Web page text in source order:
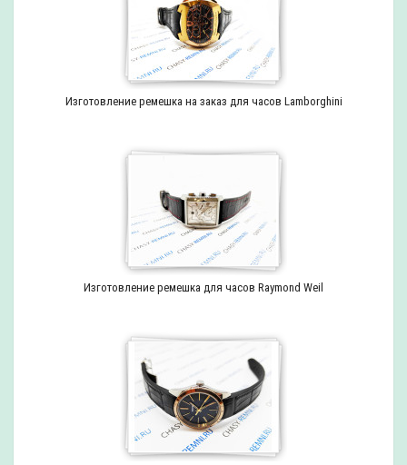
Изготовление ремешка на заказ для часов Lamborghini
Изготовление ремешка для часов Raymond Weil